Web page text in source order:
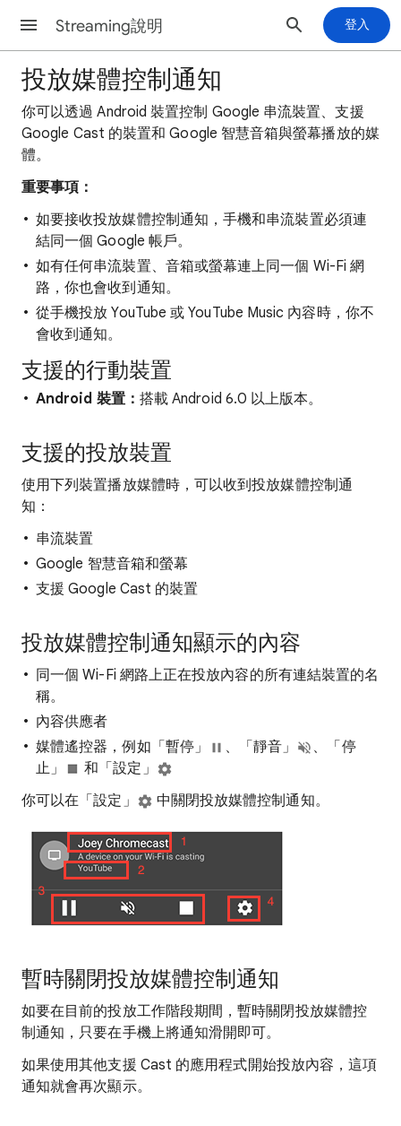
Streaming說明 登入
投放媒體控制通知
你可以透過 Android 裝置控制 Google 串流裝置、支援
Google Cast 的裝置和 Google 智慧音箱與螢幕播放的媒
體。
重要事項：
如要接收投放媒體控制通知，手機和串流裝置必須連
結同一個 Google 帳戶。
如有任何串流裝置、音箱或螢幕連上同一個 Wi-Fi 網
路，你也會收到通知。
從手機投放 YouTube 或 YouTube Music 內容時，你不
會收到通知。
支援的行動裝置
Android 裝置： 搭載 Android 6.0 以上版本。
支援的投放裝置
使用下列裝置播放媒體時，可以收到投放媒體控制通
知：
串流裝置
Google 智慧音箱和螢幕
支援 Google Cast 的裝置
投放媒體控制通知顯示的內容
同一個 Wi-Fi 網路上正在投放內容的所有連結裝置的名
稱。
內容供應者
媒體遙控器，例如「暫停」
、「靜音」
、「停
止」
和「設定」
你可以在「設定」
中關閉投放媒體控制通知。
暫時關閉投放媒體控制通知
如要在目前的投放工作階段期間，暫時關閉投放媒體控
制通知，只要在手機上將通知滑開即可。
如果使用其他支援 Cast 的應用程式開始投放內容，這項
通知就會再次顯示。